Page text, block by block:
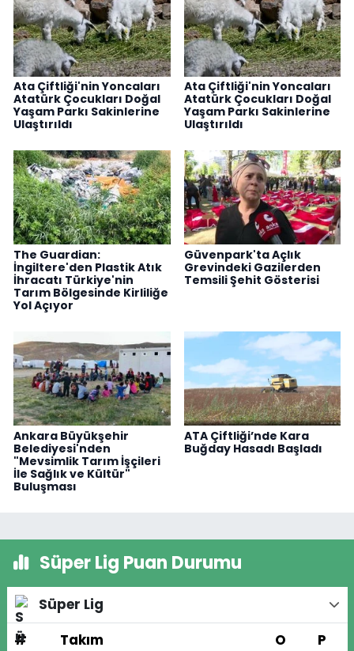
Ata Çiftliği'nin Yoncaları
Atatürk Çocukları Doğal
Yaşam Parkı Sakinlerine
Ulaştırıldı
Ata Çiftliği'nin Yoncaları
Atatürk Çocukları Doğal
Yaşam Parkı Sakinlerine
Ulaştırıldı
The Guardian:
İngiltere'den Plastik Atık
İhracatı Türkiye'nin
Tarım Bölgesinde Kirliliğe
Yol Açıyor
Güvenpark'ta Açlık
Grevindeki Gazilerden
Temsili Şehit Gösterisi
Ankara Büyükşehir
Belediyesi'nden
"Mevsimlik Tarım İşçileri
İle Sağlık ve Kültür"
Buluşması
ATA Çiftliği’nde Kara
Buğday Hasadı Başladı
Süper Lig Puan Durumu
Süper Lig
#
Takım O P